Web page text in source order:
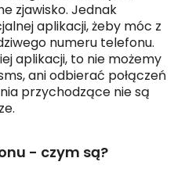
zjawisko. Jednak
aplikacji, żeby móc z
numeru telefonu.
aplikacji, to nie możemy
ani odbierać połączeń
przychodzące nie są
- czym są?